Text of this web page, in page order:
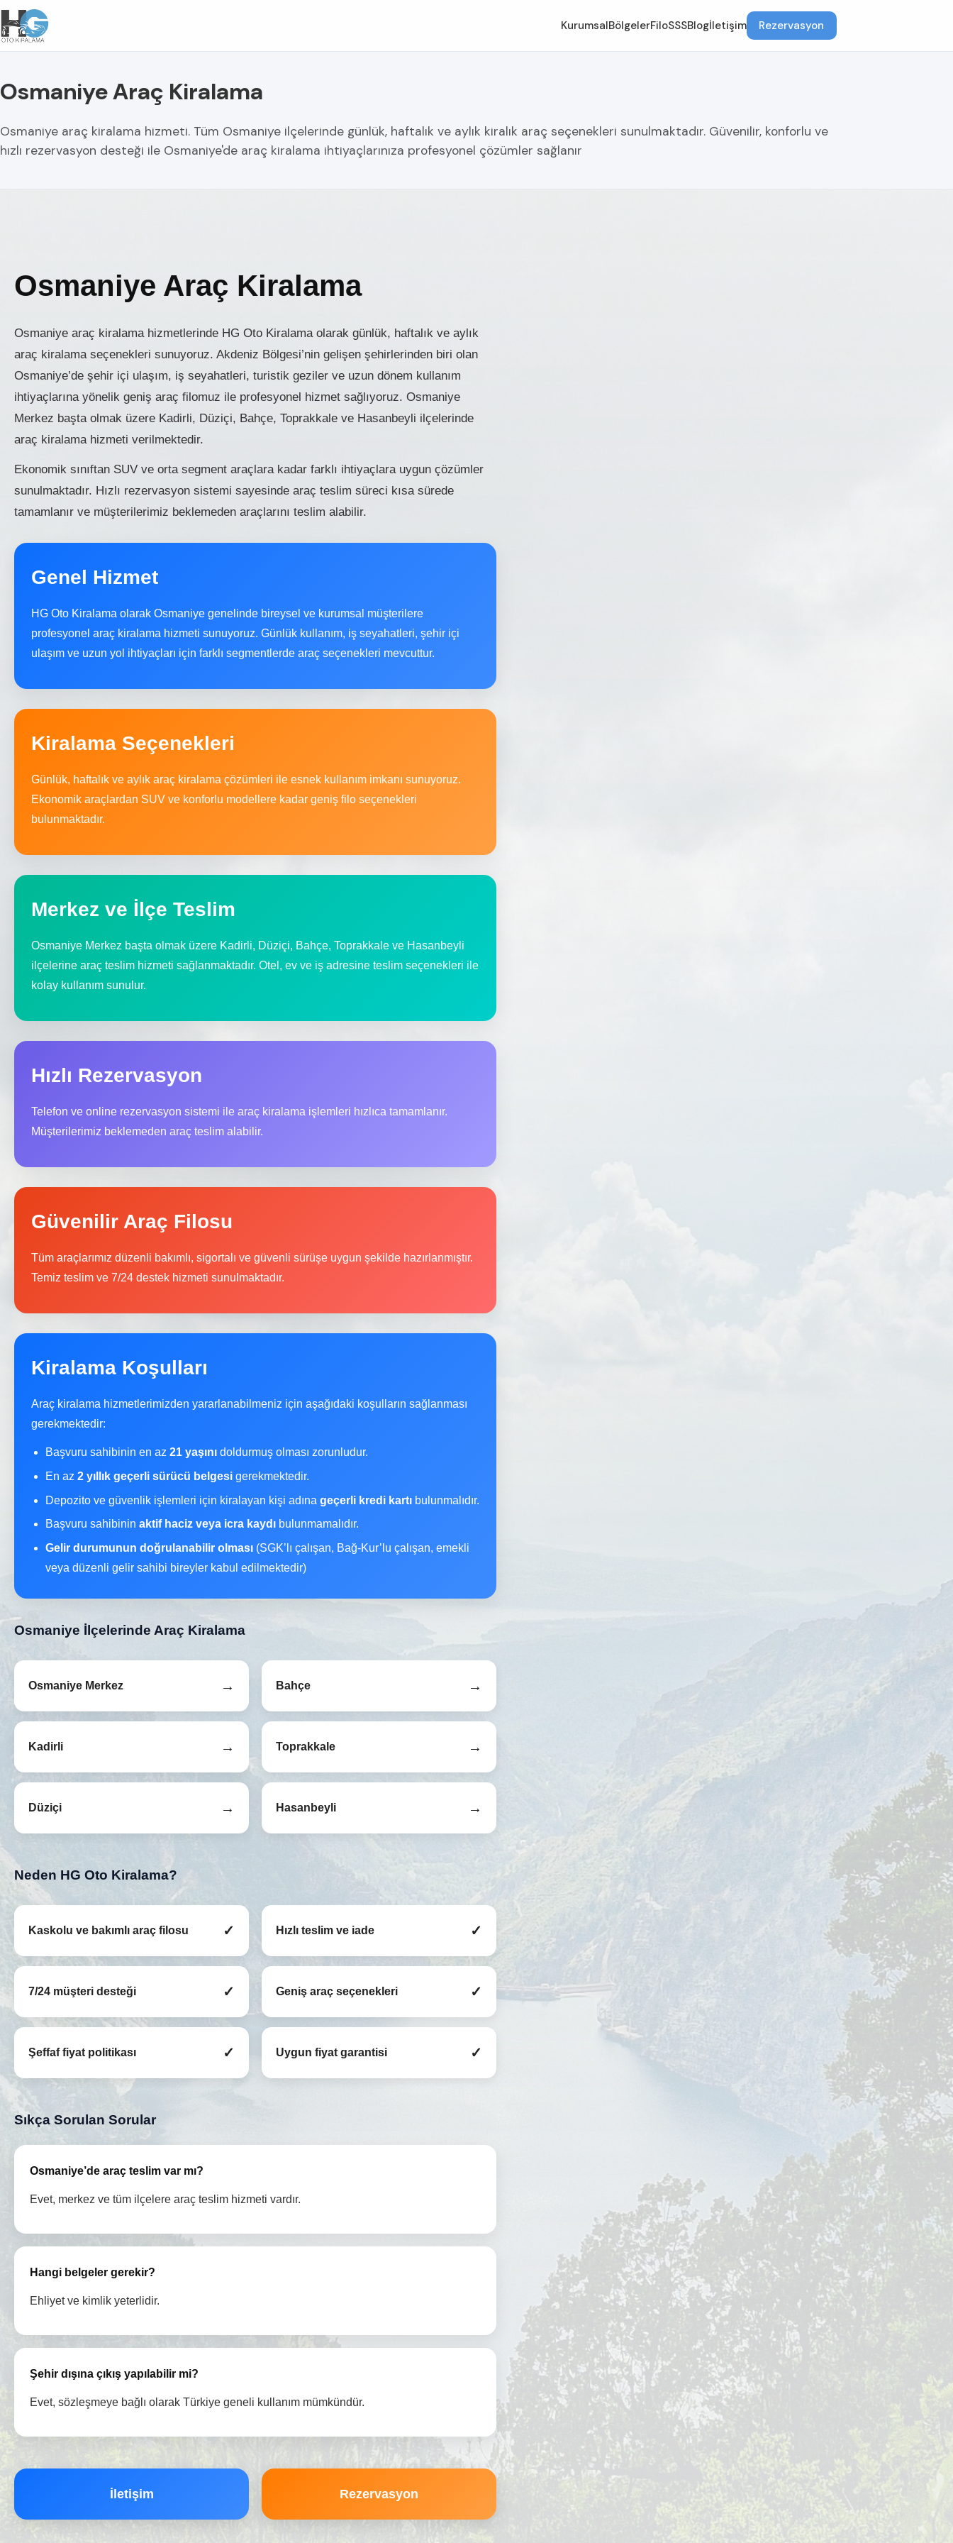
KurumsalBölgelerFiloSSSBlogİletişim Rezervasyon
Osmaniye Araç Kiralama
Osmaniye araç kiralama hizmeti. Tüm Osmaniye ilçelerinde günlük, haftalık ve aylık kiralık araç seçenekleri sunulmaktadır. Güvenilir, konforlu ve
hızlı rezervasyon desteği ile Osmaniye'de araç kiralama ihtiyaçlarınıza profesyonel çözümler sağlanır
Osmaniye Araç Kiralama
Osmaniye araç kiralama hizmetlerinde HG Oto Kiralama olarak günlük, haftalık ve aylık
araç kiralama seçenekleri sunuyoruz. Akdeniz Bölgesi’nin gelişen şehirlerinden biri olan
Osmaniye’de şehir içi ulaşım, iş seyahatleri, turistik geziler ve uzun dönem kullanım
ihtiyaçlarına yönelik geniş araç filomuz ile profesyonel hizmet sağlıyoruz. Osmaniye
Merkez başta olmak üzere Kadirli, Düziçi, Bahçe, Toprakkale ve Hasanbeyli ilçelerinde
araç kiralama hizmeti verilmektedir.
Ekonomik sınıftan SUV ve orta segment araçlara kadar farklı ihtiyaçlara uygun çözümler
sunulmaktadır. Hızlı rezervasyon sistemi sayesinde araç teslim süreci kısa sürede
tamamlanır ve müşterilerimiz beklemeden araçlarını teslim alabilir.
Genel Hizmet
HG Oto Kiralama olarak Osmaniye genelinde bireysel ve kurumsal müşterilere
profesyonel araç kiralama hizmeti sunuyoruz. Günlük kullanım, iş seyahatleri, şehir içi
ulaşım ve uzun yol ihtiyaçları için farklı segmentlerde araç seçenekleri mevcuttur.
Kiralama Seçenekleri
Günlük, haftalık ve aylık araç kiralama çözümleri ile esnek kullanım imkanı sunuyoruz.
Ekonomik araçlardan SUV ve konforlu modellere kadar geniş filo seçenekleri
bulunmaktadır.
Merkez ve İlçe Teslim
Osmaniye Merkez başta olmak üzere Kadirli, Düziçi, Bahçe, Toprakkale ve Hasanbeyli
ilçelerine araç teslim hizmeti sağlanmaktadır. Otel, ev ve iş adresine teslim seçenekleri ile
kolay kullanım sunulur.
Hızlı Rezervasyon
Telefon ve online rezervasyon sistemi ile araç kiralama işlemleri hızlıca tamamlanır.
Müşterilerimiz beklemeden araç teslim alabilir.
Güvenilir Araç Filosu
Tüm araçlarımız düzenli bakımlı, sigortalı ve güvenli sürüşe uygun şekilde hazırlanmıştır.
Temiz teslim ve 7/24 destek hizmeti sunulmaktadır.
Kiralama Koşulları
Araç kiralama hizmetlerimizden yararlanabilmeniz için aşağıdaki koşulların sağlanması
gerekmektedir:
Başvuru sahibinin en az 21 yaşını doldurmuş olması zorunludur.
En az 2 yıllık geçerli sürücü belgesi gerekmektedir.
Depozito ve güvenlik işlemleri için kiralayan kişi adına geçerli kredi kartı bulunmalıdır.
Başvuru sahibinin aktif haciz veya icra kaydı bulunmamalıdır.
Gelir durumunun doğrulanabilir olması (SGK’lı çalışan, Bağ-Kur’lu çalışan, emekli
veya düzenli gelir sahibi bireyler kabul edilmektedir)
Osmaniye İlçelerinde Araç Kiralama
Osmaniye Merkez →
Kadirli →
Düziçi →
Bahçe →
Toprakkale →
Hasanbeyli →
Neden HG Oto Kiralama?
Kaskolu ve bakımlı araç filosu ✓
7/24 müşteri desteği ✓
Şeffaf fiyat politikası ✓
Hızlı teslim ve iade ✓
Geniş araç seçenekleri ✓
Uygun fiyat garantisi ✓
Sıkça Sorulan Sorular
Osmaniye’de araç teslim var mı?
Evet, merkez ve tüm ilçelere araç teslim hizmeti vardır.
Hangi belgeler gerekir?
Ehliyet ve kimlik yeterlidir.
Şehir dışına çıkış yapılabilir mi?
Evet, sözleşmeye bağlı olarak Türkiye geneli kullanım mümkündür.
İletişim Rezervasyon